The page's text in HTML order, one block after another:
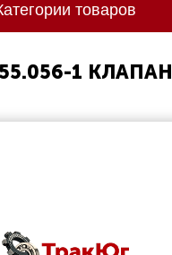
товаров
1 КЛАПАН